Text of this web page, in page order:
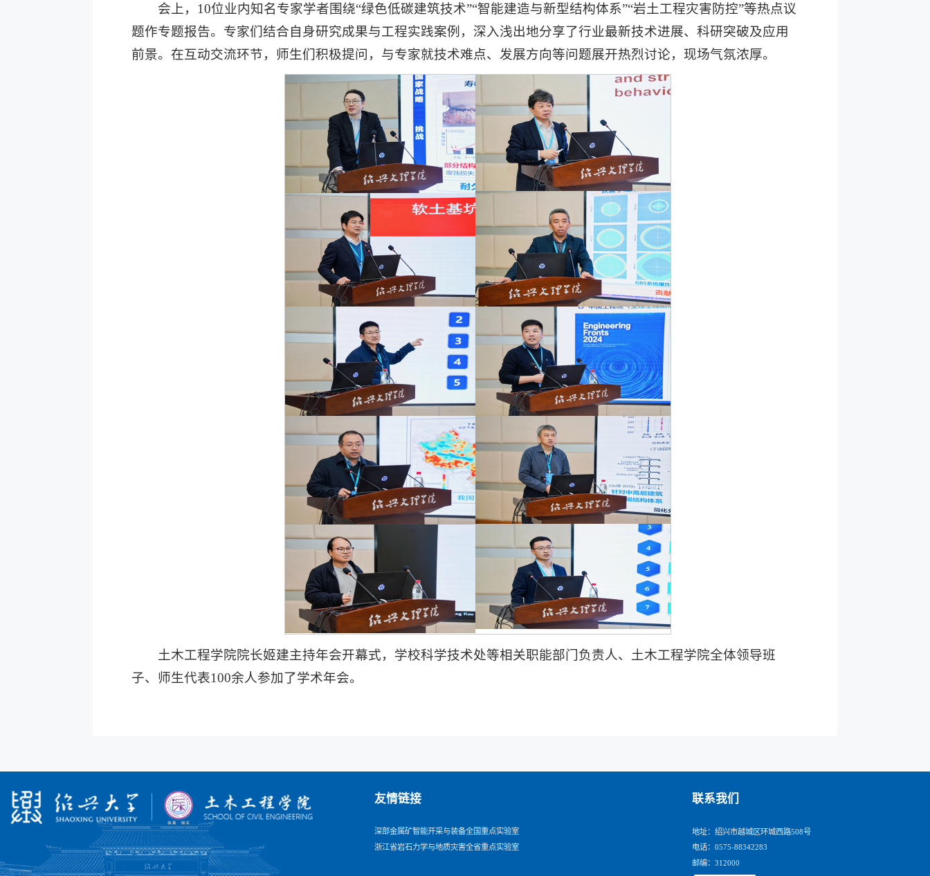
会上，10位业内知名专家学者围绕“绿色低碳建筑技术”“智能建造与新型结构体系”“岩土工程灾害防控”等热点议
题作专题报告。专家们结合自身研究成果与工程实践案例，深入浅出地分享了行业最新技术进展、科研突破及应用
前景。在互动交流环节，师生们积极提问，与专家就技术难点、发展方向等问题展开热烈讨论，现场气氛浓厚。
土木工程学院院长姬建主持年会开幕式，学校科学技术处等相关职能部门负责人、土木工程学院全体领导班
子、师生代表100余人参加了学术年会。
友情链接
深部金属矿智能开采与装备全国重点实验室
浙江省岩石力学与地质灾害全省重点实验室
联系我们
地址：绍兴市越城区环城西路508号
电话：0575-88342283
邮编：312000